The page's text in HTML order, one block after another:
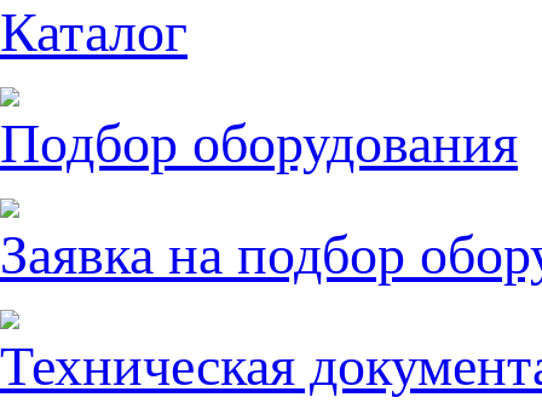
Каталог
Подбор оборудования
Заявка на подбор
Техническая